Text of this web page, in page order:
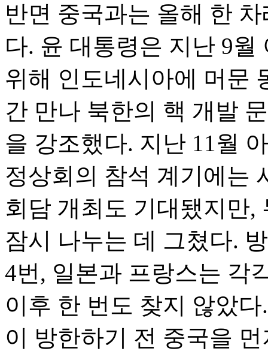
반면 중국과는 올해 한
다. 윤 대통령은 지난 9
위해 인도네시아에 머문
간 만나 북한의 핵 개발
을 강조했다. 지난 11월
정상회의 참석 계기에는
회담 개최도 기대됐지만,
잠시 나누는 데 그쳤다.
4번, 일본과 프랑스는 각
이후 한 번도 찾지 않았
이 방한하기 전 중국을